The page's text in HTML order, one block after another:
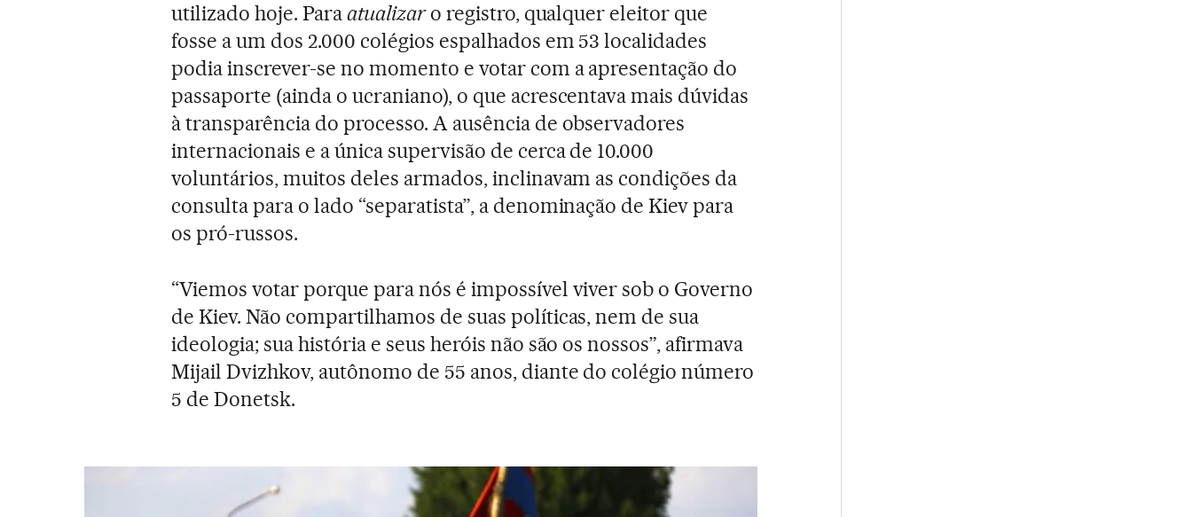
utilizado hoje. Paraatualizaro registro, qualquer eleitor que
fosse a um dos 2.000 colégios espalhados em 53 localidades
podia inscrever-se no momento e votar com a apresentação do
passaporte (ainda o ucraniano), o que acrescentava mais dúvidas
à transparência do processo. A ausência de observadores
internacionais e a única supervisão de cerca de 10.000
voluntários, muitos deles armados, inclinavam as condições da
consulta para o lado “separatista”, a denominação de Kiev para
os pró-russos.
“Viemos votar porque para nós é impossível viver sob o Governo
de Kiev. Não compartilhamos de suas políticas, nem de sua
ideologia; sua história e seus heróis não são os nossos”, afirmava
Mijail Dvizhkov, autônomo de 55 anos, diante do colégio número
5 de Donetsk.